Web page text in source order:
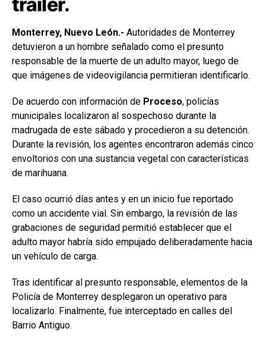
Monterrey, Nuevo León.- Autoridades de Monterrey
detuvieron a un hombre señalado como el presunto
responsable de la muerte de un adulto mayor, luego de
que imágenes de videovigilancia permitieran identificarlo.
De acuerdo con información de Proceso, policías
municipales localizaron al sospechoso durante la
madrugada de este sábado y procedieron a su detención.
Durante la revisión, los agentes encontraron además cinco
envoltorios con una sustancia vegetal con características
de marihuana.
El caso ocurrió días antes y en un inicio fue reportado
como un accidente vial. Sin embargo, la revisión de las
grabaciones de seguridad permitió establecer que el
adulto mayor habría sido empujado deliberadamente hacia
un vehículo de carga.
Tras identificar al presunto responsable, elementos de la
Policía de Monterrey desplegaron un operativo para
localizarlo. Finalmente, fue interceptado en calles del
Barrio Antiguo.